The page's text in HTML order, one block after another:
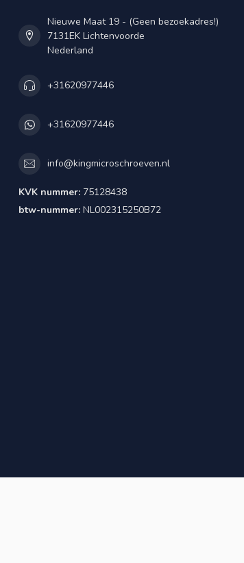
Nieuwe Maat 19 - (Geen bezoekadres!)
7131EK Lichtenvoorde
Nederland
+31620977446
+31620977446
info@kingmicroschroeven.nl
KVK nummer: 75128438
btw-nummer: NL002315250B72